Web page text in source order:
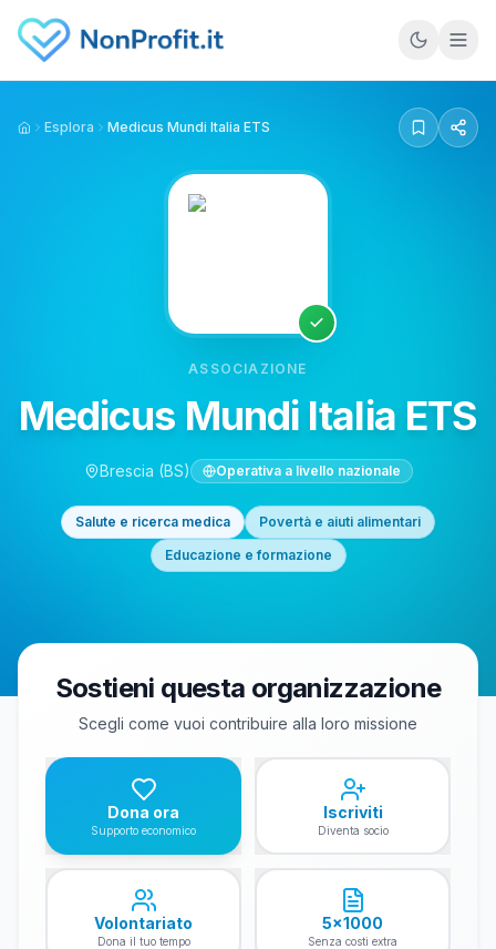
Vai al contenuto principale
HomeEsplora Medicus Mundi Italia ETS
ASSOCIAZIONE
Medicus Mundi Italia ETS
Brescia (BS) Operativa a livello nazionale
Salute e ricerca medica
Povertà e aiuti alimentari
Educazione e formazione
Sostieni questa organizzazione
Scegli come vuoi contribuire alla loro missione
Dona ora
Supporto economico
Iscriviti
Diventa socio
Volontariato
Dona il tuo tempo
5x1000
Senza costi extra